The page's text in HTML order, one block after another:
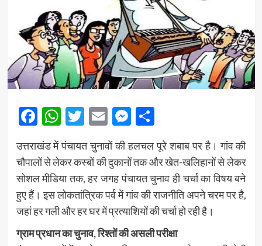
Facebook
WhatsApp
Twitter
EmailMessenger
Share
उत्तराखंड में पंचायत चुनावों की हलचल पूरे शबाब पर है। गांव की
चौपालों से लेकर कस्बों की दुकानों तक और खेत-खलिहानों से लेकर
सोशल मीडिया तक, हर जगह पंचायत चुनाव ही चर्चा का विषय बने
हुए हैं। इस लोकतांत्रिक पर्व में गांव की राजनीति अपने चरम पर है,
जहां हर गली और हर घर में प्रत्याशियों की चर्चा हो रही है।
ग्राम प्रधान का चुनाव, रिश्तों की असली परीक्षा